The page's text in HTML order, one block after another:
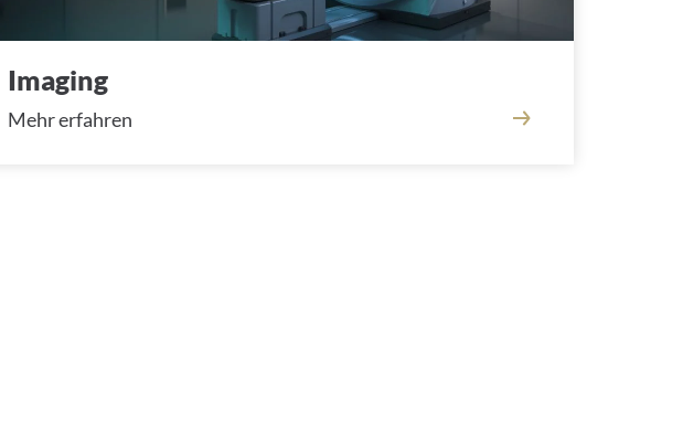
Imaging
Mehr erfahren